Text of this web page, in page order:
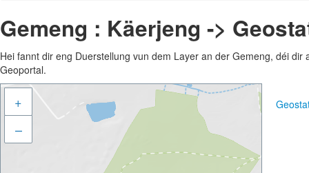
Gemeng : Käerjeng ->
Hei fannt dir eng Duerstellung vun dem Layer an der Gemeng, déi
Geoportal.
+
–